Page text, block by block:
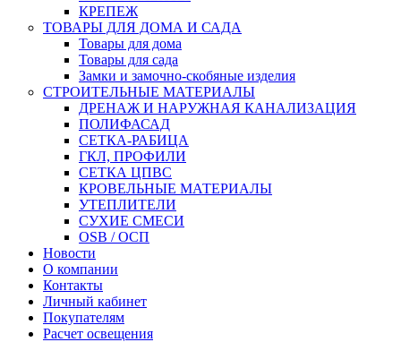
КРЕПЕЖ
ТОВАРЫ ДЛЯ ДОМА И САДА
Товары для дома
Товары для сада
Замки и замочно-скобяные изделия
СТРОИТЕЛЬНЫЕ МАТЕРИАЛЫ
ДРЕНАЖ И НАРУЖНАЯ КАНАЛИЗАЦИЯ
ПОЛИФАСАД
СЕТКА-РАБИЦА
ГКЛ, ПРОФИЛИ
СЕТКА ЦПВС
КРОВЕЛЬНЫЕ МАТЕРИАЛЫ
УТЕПЛИТЕЛИ
СУХИЕ СМЕСИ
OSB / ОСП
Новости
О компании
Контакты
Личный кабинет
Покупателям
Расчет освещения